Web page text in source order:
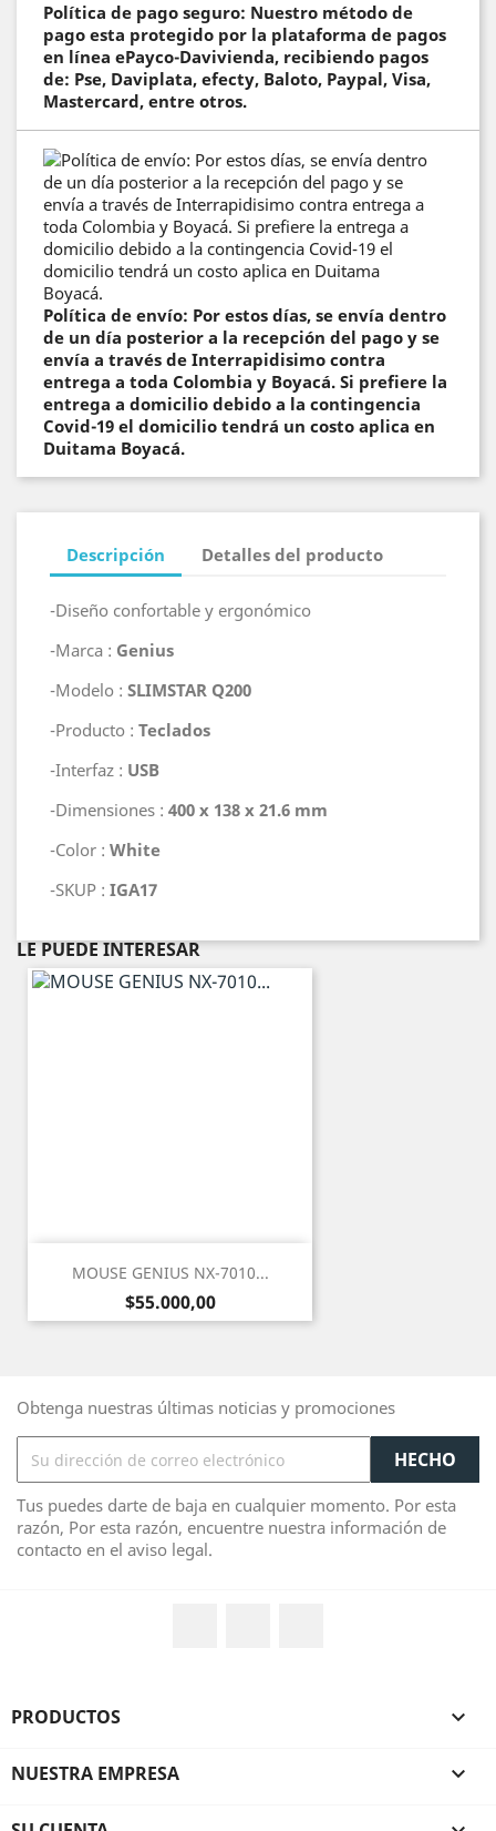
Política de pago seguro: Nuestro método de
pago esta protegido por la plataforma de pagos
en línea ePayco-Davivienda, recibiendo pagos
de: Pse, Daviplata, efecty, Baloto, Paypal, Visa,
Mastercard, entre otros.
Política de envío: Por estos días, se envía dentro
de un día posterior a la recepción del pago y se
envía a través de Interrapidisimo contra
entrega a toda Colombia y Boyacá. Si prefiere la
entrega a domicilio debido a la contingencia
Covid-19 el domicilio tendrá un costo aplica en
Duitama Boyacá.
Descripción Detalles del producto
-Diseño confortable y ergonómico
-Marca : Genius
-Modelo : SLIMSTAR Q200
-Producto : Teclados
-Interfaz : USB
-Dimensiones : 400 x 138 x 21.6 mm
-Color : White
-SKUP : IGA17
LE PUEDE INTERESAR
MOUSE GENIUS NX-7010...
Precio
$55.000,00
Obtenga nuestras últimas noticias y promociones
Tus puedes darte de baja en cualquier momento. Por esta
razón, Por esta razón, encuentre nuestra información de
contacto en el aviso legal.
PRODUCTOS 
NUESTRA EMPRESA 